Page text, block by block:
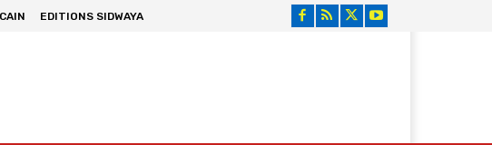
EDITIONS SIDWAYA